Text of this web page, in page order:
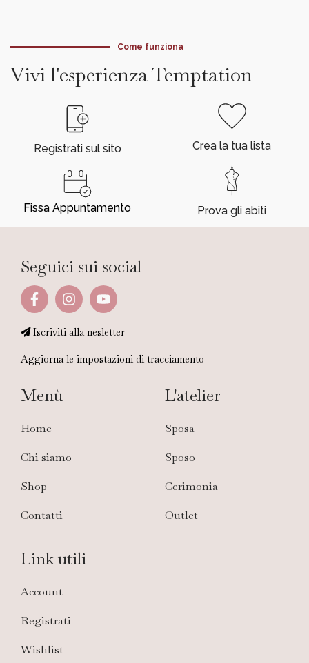
Come funziona
Vivi l'esperienza Temptation
Registrati sul sito
Fissa Appuntamento
Crea la tua lista
Prova gli abiti
Seguici sui social
Iscriviti alla nesletter
Aggiorna le impostazioni di tracciamento
Menù
Home
Chi siamo
Shop
Contatti
L'atelier
Sposa
Sposo
Cerimonia
Outlet
Link utili
Account
Registrati
Wishlist